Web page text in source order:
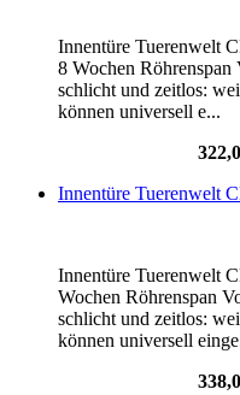
Innentüre Tuerenwelt
8 Wochen
schlicht und zeitlos:
können universell e...
Innentüre Tuerenwelt
Innentüre Tuerenwelt
Wochen Röhrenspan
schlicht und zeitlos:
können universell